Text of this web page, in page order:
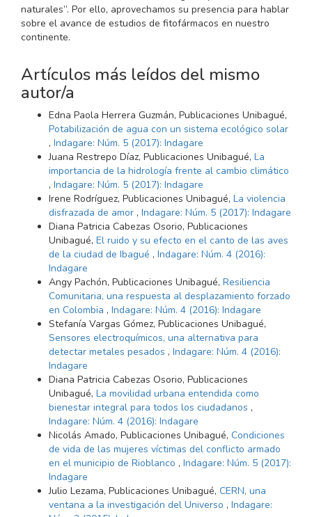
naturales”. Por ello, aprovechamos su presencia para hablar
sobre el avance de estudios de fitofármacos en nuestro
continente.
Artículos más leídos del mismo
autor/a
Edna Paola Herrera Guzmán, Publicaciones Unibagué,
Potabilización de agua con un sistema ecológico solar
, Indagare: Núm. 5 (2017): Indagare
Juana Restrepo Díaz, Publicaciones Unibagué, La
importancia de la hidrología frente al cambio climático
, Indagare: Núm. 5 (2017): Indagare
Irene Rodríguez, Publicaciones Unibagué, La violencia
disfrazada de amor , Indagare: Núm. 5 (2017): Indagare
Diana Patricia Cabezas Osorio, Publicaciones
Unibagué, El ruido y su efecto en el canto de las aves
de la ciudad de Ibagué , Indagare: Núm. 4 (2016):
Indagare
Angy Pachón, Publicaciones Unibagué, Resiliencia
Comunitaria, una respuesta al desplazamiento forzado
en Colombia , Indagare: Núm. 4 (2016): Indagare
Stefanía Vargas Gómez, Publicaciones Unibagué,
Sensores electroquímicos, una alternativa para
detectar metales pesados , Indagare: Núm. 4 (2016):
Indagare
Diana Patricia Cabezas Osorio, Publicaciones
Unibagué, La movilidad urbana entendida como
bienestar integral para todos los ciudadanos ,
Indagare: Núm. 4 (2016): Indagare
Nicolás Amado, Publicaciones Unibagué, Condiciones
de vida de las mujeres víctimas del conflicto armado
en el municipio de Rioblanco , Indagare: Núm. 5 (2017):
Indagare
Julio Lezama, Publicaciones Unibagué, CERN, una
ventana a la investigación del Universo , Indagare: